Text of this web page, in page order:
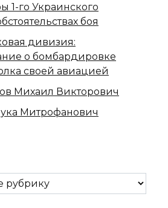
1-го Украинского
боя
дивизия:
о бомбардировке
своей авиацией
Михаил Викторович
Митрофанович